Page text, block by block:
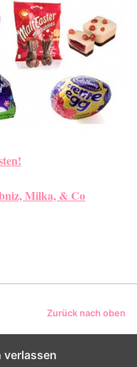
Milka, & Co
Zurück nach oben
verlassen